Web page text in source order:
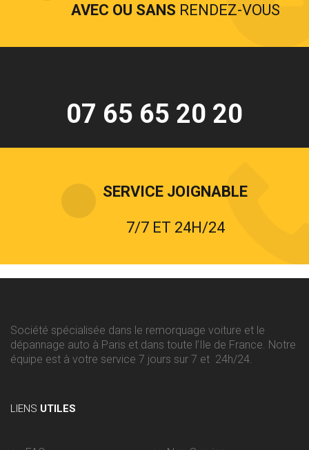
AVEC OU SANS RENDEZ-VOUS
07 65 65 20 20
SERVICE JOIGNABLE
7/7 ET 24H/24
Société spécialisée dans le remorquage voiture et le
dépannage auto à Paris et dans toute l’Ile de France. Notre
équipe est à votre service 7 jours sur 7 et 24h/24.
LIENS UTILES